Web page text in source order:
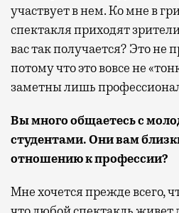
участвует в нем. Ко мне в
спектакля приходят
вас так получается? Это
потому что это вовсе не
заметны лишь
Вы много общаетесь с
студентами. Они вам
отношению к профессии?
Мне хочется прежде всего,